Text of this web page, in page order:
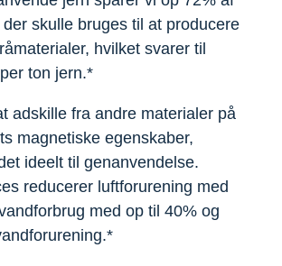
skulle bruges til at producere
hvilket svarer til
ton jern.*
adskille fra andre materialer på
magnetiske egenskaber,
ideelt til genanvendelse.
reducerer luftforurening med
med op til 40% og